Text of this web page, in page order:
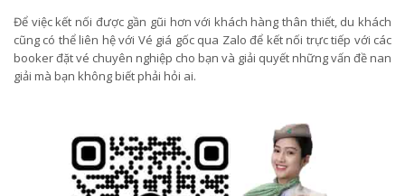
Để việc kết nối được gần gũi hơn với khách hàng thân thiết, du khách
cũng có thể liên hệ với Vé giá gốc qua Zalo để kết nối trực tiếp với các
booker đặt vé chuyên nghiệp cho bạn và giải quyết những vấn đề nan
giải mà bạn không biết phải hỏi ai.